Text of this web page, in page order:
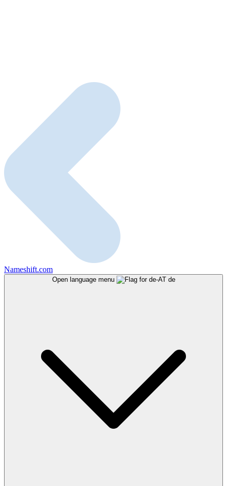
Nameshift.com
Open language menu de